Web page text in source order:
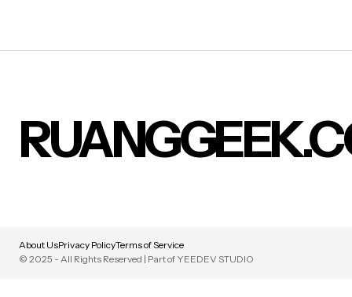
About UsPrivacy PolicyTerms of Service
© 2025 - All Rights Reserved | Part of YEEDEV STUDIO